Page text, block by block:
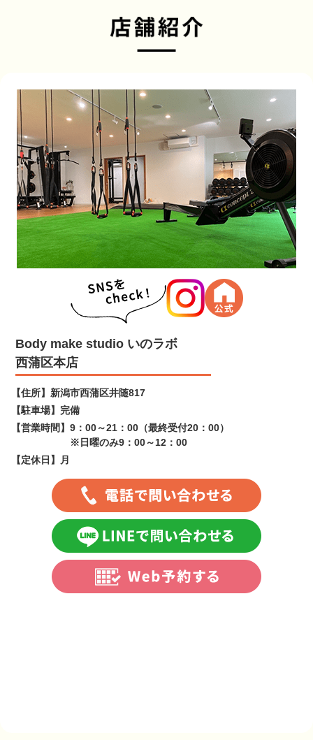
Body make studio いのラボ
西蒲区本店
【住所】 新潟市西蒲区井随817
【駐車場】 完備
【営業時間】 9：00～21：00（最終受付20：00）
※日曜のみ9：00～12：00
【定休日】
月